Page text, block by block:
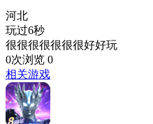
河北
玩过6秒
很很很很很很很好好玩
0次浏览 0
相关游戏